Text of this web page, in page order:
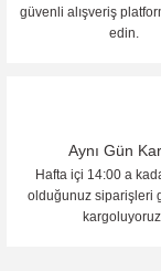
güvenli alışveriş
edin.
Aynı Gün
Hafta içi 14:00 a
olduğunuz siparişleri
kargoluyoruz.